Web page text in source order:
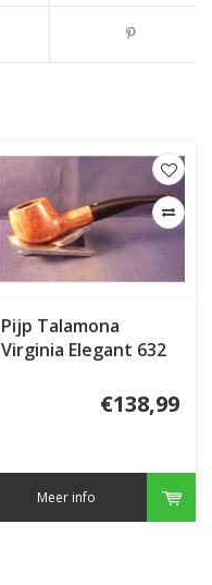
Pijp Talamona
Virginia Elegant 632
€138,99
Meer info